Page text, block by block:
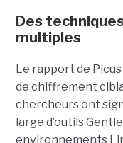
Des
multiples
Le rapport de
de chiffrement
chercheurs ont
large d’outils
environnements